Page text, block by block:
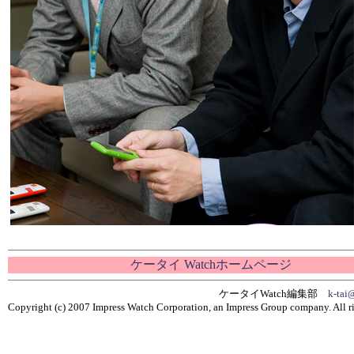
ケータイ Watchホームページ
ケータイWatch編集部 k-
Copyright (c) 2007 Impress Watch Corporation, an Impress Group company. All